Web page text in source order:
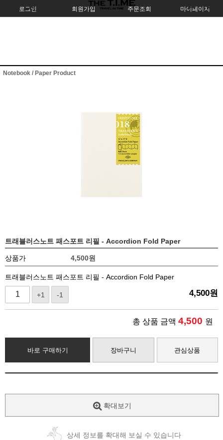
로그인 회원가입 주문조회 마이페이지
Notebook / Paper Product
트래블러스노트 패스포트 리필 - Accordion Fold Paper
상품가 4,500원
트래블러스노트 패스포트 리필 - Accordion Fold Paper
+1 -1 4,500원
총 상품 금액 4,500 원
바로 구매하기 장바구니 관심상품
확대보기
상세 정보를 확대해 보실 수 있습니다